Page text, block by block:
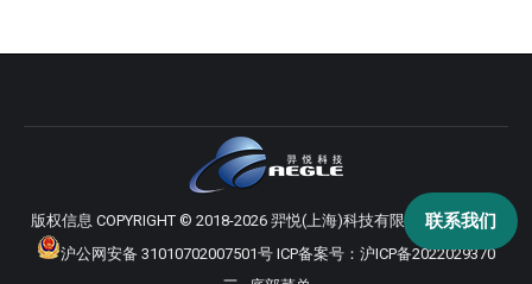
版权信息 COPYRIGHT © 2018-2026 羿悦(上海)科技有限公司 版权所有
沪公网安备 31010702007501号 ICP备案号： 沪ICP备2022029370
联系我们